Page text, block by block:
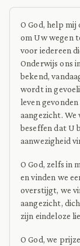
O God, help
om Uw wegen
voor iedereen
Onderwijs ons
bekend,
wordt in
leven
aangezicht.
beseffen dat U
aanwezigheid
O God, zelfs in
en vinden we
overstijgt, we
aangezicht,
zijn eindeloze
O God, we